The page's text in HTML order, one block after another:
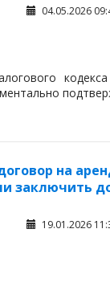
04.05.2026
на
заключить
19.01.2026